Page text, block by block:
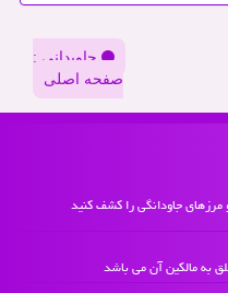
جاویدانی :
صفحه اصلی
جاودانگی را کشف کنید